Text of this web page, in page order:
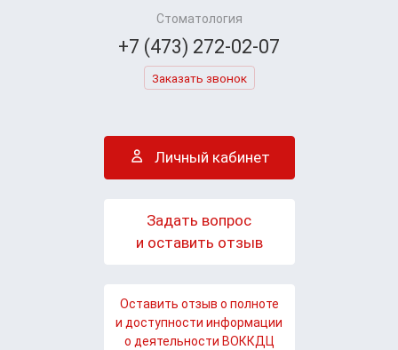
Стоматология
+7 (473) 272-02-07
Заказать звонок
Личный кабинет
Задать вопрос
и оставить отзыв
Оставить отзыв о полноте
и доступности информации
о деятельности ВОККДЦ